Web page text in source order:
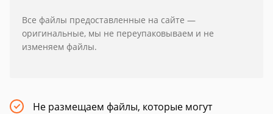
Все файлы предоставленные на сайте —
оригинальные, мы не переупаковываем и не
изменяем файлы.
Не размещаем файлы, которые могут